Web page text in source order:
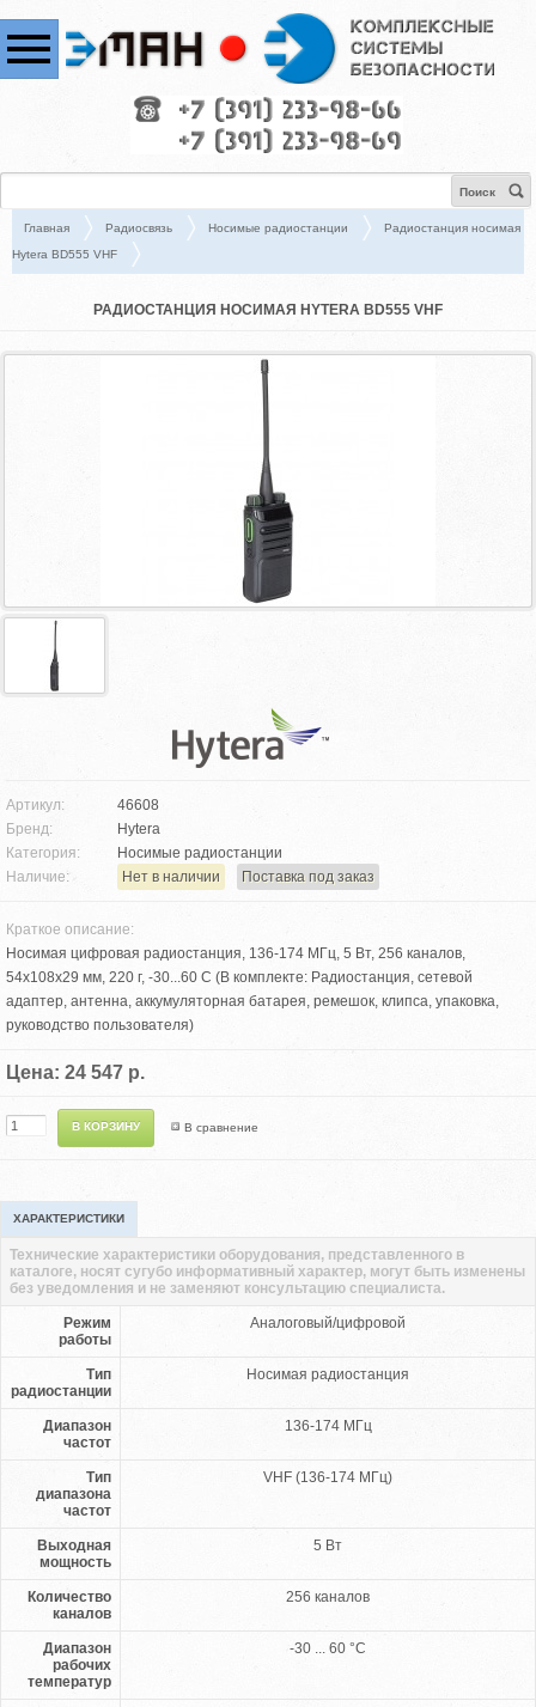
Поиск
Главная Радиосвязь Носимые радиостанции
Радиостанция носимая
Hytera BD555 VHF
РАДИОСТАНЦИЯ НОСИМАЯ HYTERA BD555 VHF
Артикул:
46608
Бренд:
Hytera
Категория:
Носимые радиостанции
Наличие:
Нет в наличии Поставка под заказ
Краткое описание:
Носимая цифровая радиостанция, 136-174 МГц, 5 Вт, 256 каналов,
54х108х29 мм, 220 г, -30...60 С (В комплекте: Радиостанция, сетевой
адаптер, антенна, аккумуляторная батарея, ремешок, клипса, упаковка,
руководство пользователя)
Цена: 24 547 р.
В сравнение
ХАРАКТЕРИСТИКИ
Режим
работы
Аналоговый/цифровой
Тип
радиостанции
Носимая радиостанция
Диапазон
частот
136-174 МГц
Тип
диапазона
частот
VHF (136-174 МГц)
Выходная
мощность
5 Вт
Количество
каналов
256 каналов
Диапазон
рабочих
температур
-30 ... 60 °С
Технические характеристики оборудования, представленного в
каталоге, носят сугубо информативный характер, могут быть изменены
без уведомления и не заменяют консультацию специалиста.